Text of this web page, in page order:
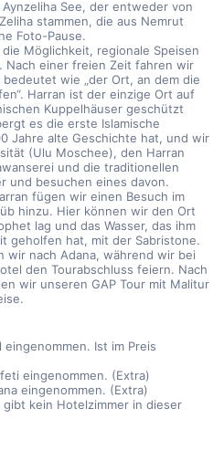
stammen, die aus Nemrut
Foto-Pause.
Möglichkeit, regionale Speisen
Nach einer freien Zeit fahren wir
wie „der Ort, an dem die
Harran ist der einzige Ort auf
Kuppelhäuser geschützt
es die erste Islamische
Jahre alte Geschichte hat, und wir
(Ulu Moschee), den Harran
und die traditionellen
und besuchen eines davon.
fügen wir einen Besuch im
hinzu. Hier können wir den Ort
lag und das Wasser, das ihm
geholfen hat, mit der Sabristone.
wir nach Adana, während wir bei
den Tourabschluss feiern. Nach
wir unseren GAP Tour mit Malitur
Ist im Preis
eingenommen. (Extra)
eingenommen. (Extra)
gibt kein Hotelzimmer in dieser